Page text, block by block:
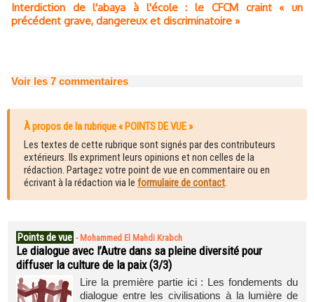
Interdiction de l'abaya à l'école : le CFCM craint « un
précédent grave, dangereux et discriminatoire »
Voir les 7 commentaires
À propos de la rubrique « POINTS DE VUE »
Les textes de cette rubrique sont signés par des contributeurs
extérieurs. Ils expriment leurs opinions et non celles de la
rédaction. Partagez votre point de vue en commentaire ou en
écrivant à la rédaction via le formulaire de contact.
Points de vue - Mohammed El Mahdi Krabch
Le dialogue avec l’Autre dans sa pleine diversité pour
diffuser la culture de la paix (3/3)
Lire la première partie ici : Les fondements du
dialogue entre les civilisations à la lumière de